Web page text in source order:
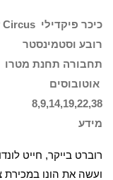
כיכר פיקדילי Circus
רובע וסטמינסטר
תחבורה תחנת מטרו
אוטובוסים
8,9,14,19,22,38
מידע
ועשה את הונו במכירת